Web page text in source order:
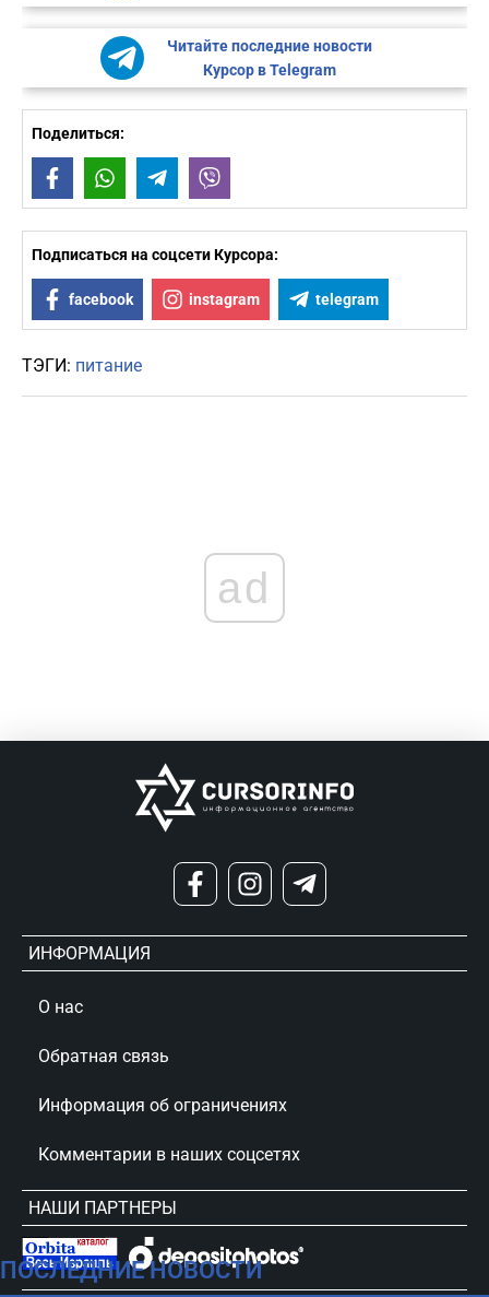
Читайте последние новости
Курсор в Telegram
Поделиться:
FacebookWhatsAppTelegram
Подписаться на соцсети Курсора:
facebook instagram telegram
ТЭГИ: питание
ПОСЛЕДНИЕ НОВОСТИ
ad
ИНФОРМАЦИЯ
О нас
Обратная связь
Информация об ограничениях
Комментарии в наших соцсетях
НАШИ ПАРТНЕРЫ